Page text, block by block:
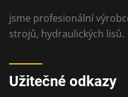
jsme profesionální
strojů, hydraulických lisů.
Užitečné odkazy